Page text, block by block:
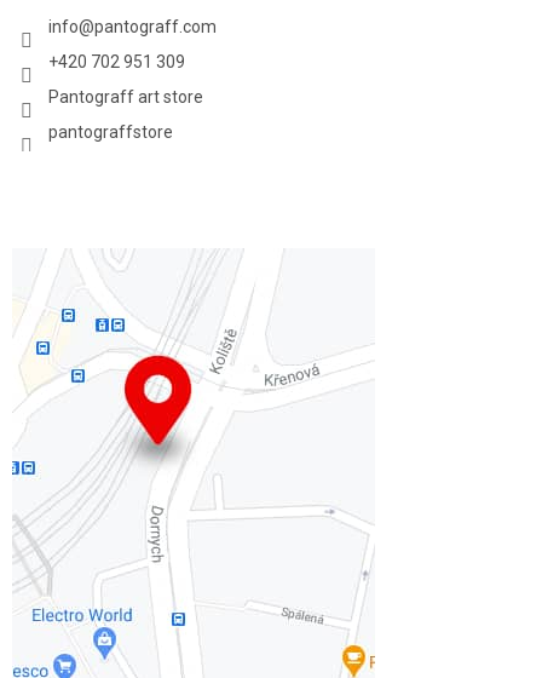
info@pantograff.com
+420 702 951 309
Pantograff art store
pantograffstore